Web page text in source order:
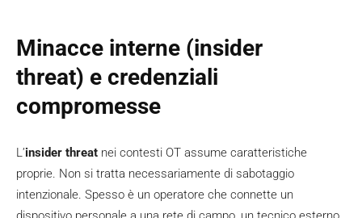
Minacce interne (insider
threat) e credenziali
compromesse
L’insider threat nei contesti OT assume caratteristiche
proprie. Non si tratta necessariamente di sabotaggio
intenzionale. Spesso è un operatore che connette un